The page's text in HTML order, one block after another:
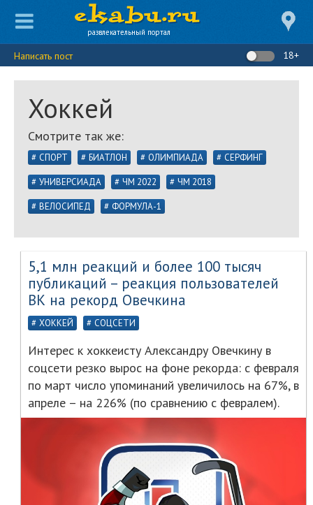
развлекательный портал
Написать пост 18+
Хоккей
Смотрите так же:
СПОРТ БИАТЛОН ОЛИМПИАДА СЕРФИНГ
УНИВЕРСИАДА ЧМ 2022 ЧМ 2018
ВЕЛОСИПЕД ФОРМУЛА-1
5,1 млн реакций и более 100 тысяч
публикаций – реакция пользователей
ВК на рекорд Овечкина
ХОККЕЙ СОЦСЕТИ
Интерес к хоккеисту Александру Овечкину в
соцсети резко вырос на фоне рекорда: с февраля
по март число упоминаний увеличилось на 67%, в
апреле – на 226% (по сравнению с февралем).